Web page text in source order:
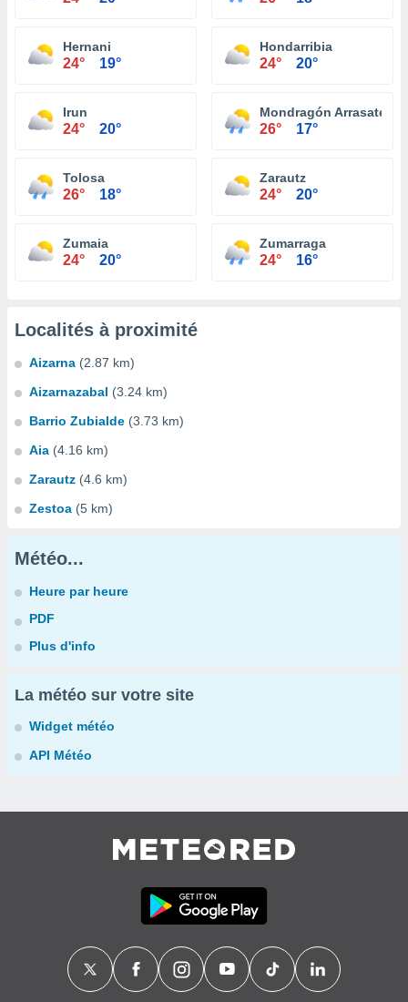
Hernani
24° 19°
Hondarribia
24° 20°
Irun
24° 20°
Mondragón Arrasate
26° 17°
Tolosa
26° 18°
Zarautz
24° 20°
Zumaia
24° 20°
Zumarraga
24° 16°
Localités à proximité
Aizarna (2.87 km)
Aizarnazabal (3.24 km)
Barrio Zubialde (3.73 km)
Aia (4.16 km)
Zarautz (4.6 km)
Zestoa (5 km)
Météo...
Heure par heure
PDF
Plus d'info
La météo sur votre site
Widget météo
API Météo